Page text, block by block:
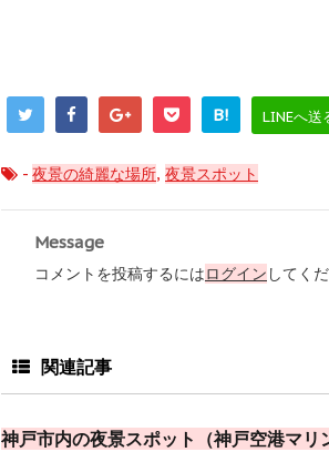
B! LINEへ送
- 夜景の綺麗な場所, 夜景スポット
Message
コメントを投稿するにはログイン してくだ
関連記事
神戸市内の夜景スポット（神戸空港マリ